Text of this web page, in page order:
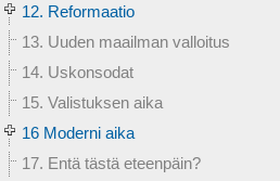
12. Reformaatio
13. Uuden maailman valloitus
14. Uskonsodat
15. Valistuksen aika
16 Moderni aika
17. Entä tästä eteenpäin?